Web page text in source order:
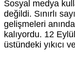
Sosyal medya
değildi. Sınırlı
gelişmeleri
kalıyordu. 12
üstündeki yıkıcı